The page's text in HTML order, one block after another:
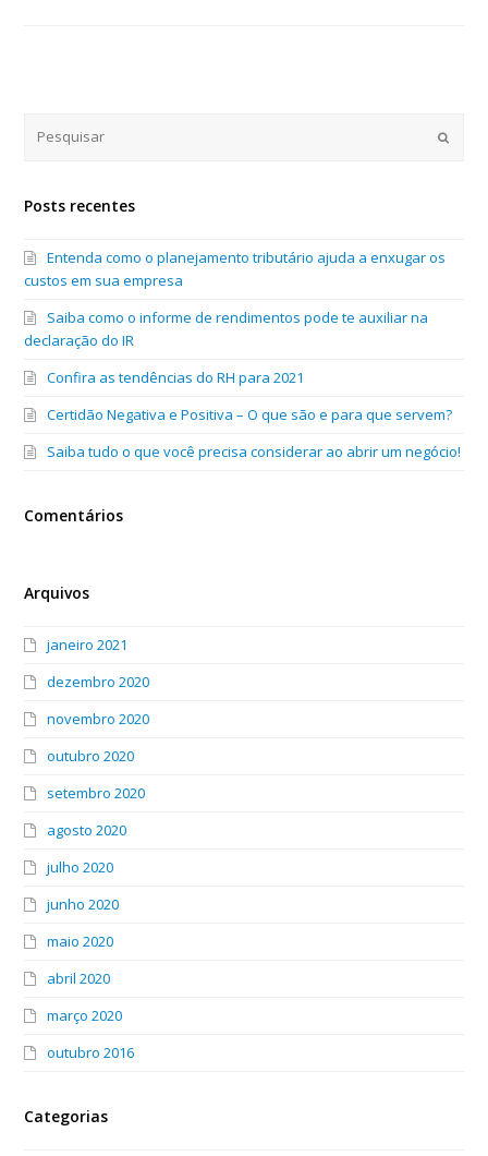
Submit
Posts recentes
Entenda como o planejamento tributário ajuda a enxugar os
custos em sua empresa
Saiba como o informe de rendimentos pode te auxiliar na
declaração do IR
Confira as tendências do RH para 2021
Certidão Negativa e Positiva – O que são e para que servem?
Saiba tudo o que você precisa considerar ao abrir um negócio!
Comentários
Arquivos
janeiro 2021
dezembro 2020
novembro 2020
outubro 2020
setembro 2020
agosto 2020
julho 2020
junho 2020
maio 2020
abril 2020
março 2020
outubro 2016
Categorias